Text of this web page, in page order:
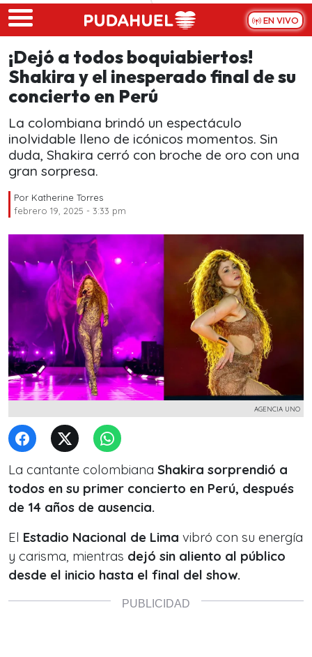
Skip to main content
EN VIVO
¡Dejó a todos boquiabiertos!
Shakira y el inesperado final de su
concierto en Perú
La colombiana brindó un espectáculo
inolvidable lleno de icónicos momentos. Sin
duda, Shakira cerró con broche de oro con una
gran sorpresa.
Por Katherine Torres
febrero 19, 2025 - 3:33 pm
AGENCIA UNO
La cantante colombiana Shakira sorprendió a
todos en su primer concierto en Perú, después
de 14 años de ausencia.
El Estadio Nacional de Lima vibró con su energía
y carisma, mientras dejó sin aliento al público
desde el inicio hasta el final del show.